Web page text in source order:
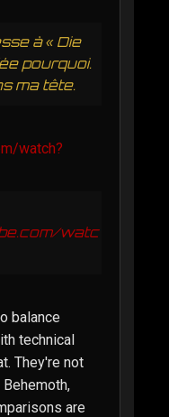
à « Die
pourquoi.
ma tête.
watch?
watc
balance
technical
They're not
are